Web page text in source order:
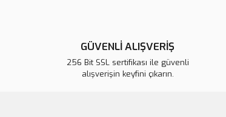
GÜVENLİ ALIŞVERİŞ
256 Bit SSL sertifikası ile güvenli
alışverişin keyfini çıkarın.